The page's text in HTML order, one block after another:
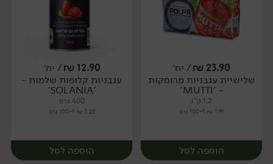
יח׳ יח׳
23.90
₪/ יח׳
שלישיית עגבניות מרוסקות
- 'MUTTI'
1.2 ק"ג
1.99 ₪ ל-100 גרם
הוספה לסל
12.90
₪/ יח׳
עגבניות קלופות שלמות -
'SOLANIA'
400 גרם
3.23 ₪ ל-100 גרם
הוספה לסל